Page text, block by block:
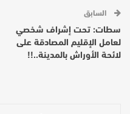
السابق
سطات: تحت إشراف شخصي
لعامل الإقليم المصادقة على
لائحة الأوراش بالمدينة..!!